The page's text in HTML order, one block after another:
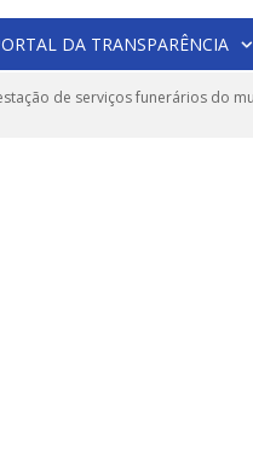
DA TRANSPARÊNCIA
de serviços funerários do